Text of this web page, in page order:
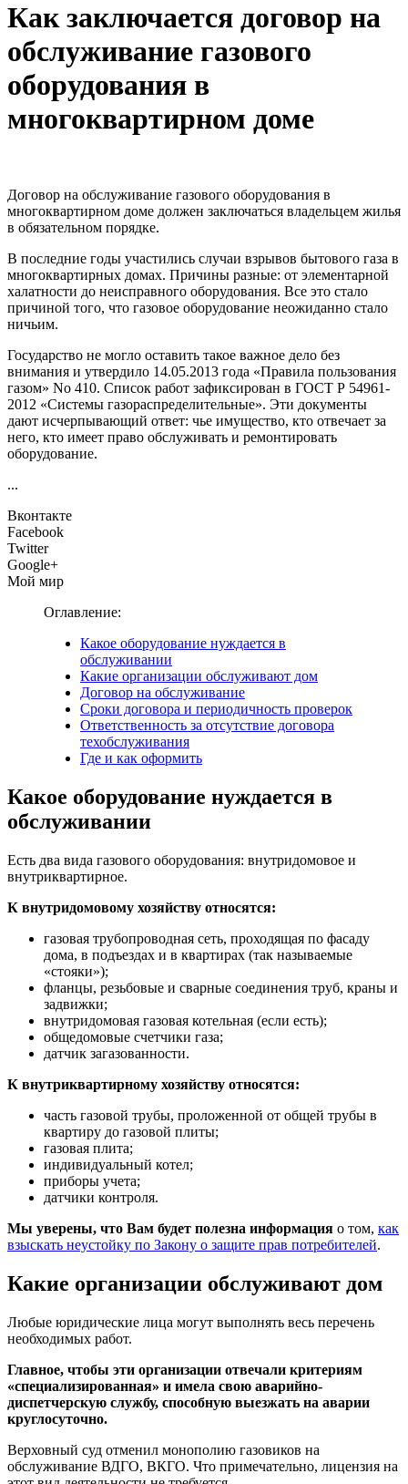
Как заключается договор на
обслуживание газового
оборудования в
многоквартирном доме
Договор на обслуживание газового оборудования в
многоквартирном доме должен заключаться владельцем жилья
в обязательном порядке.
В последние годы участились случаи взрывов бытового газа в
многоквартирных домах. Причины разные: от элементарной
халатности до неисправного оборудования. Все это стало
причиной того, что газовое оборудование неожиданно стало
ничьим.
Государство не могло оставить такое важное дело без
внимания и утвердило 14.05.2013 года «Правила пользования
газом» No 410. Список работ зафиксирован в ГОСТ Р 54961-
2012 «Системы газораспределительные». Эти документы
дают исчерпывающий ответ: чье имущество, кто отвечает за
него, кто имеет право обслуживать и ремонтировать
оборудование.
...
Вконтакте
Facebook
Twitter
Google+
Мой мир
Оглавление:
Какое оборудование нуждается в
обслуживании
Какие организации обслуживают дом
Договор на обслуживание
Сроки договора и периодичность проверок
Ответственность за отсутствие договора
техобслуживания
Где и как оформить
Какое оборудование нуждается в
обслуживании
Есть два вида газового оборудования: внутридомовое и
внутриквартирное.
К внутридомовому хозяйству относятся:
газовая трубопроводная сеть, проходящая по фасаду
дома, в подъездах и в квартирах (так называемые
«стояки»);
фланцы, резьбовые и сварные соединения труб, краны и
задвижки;
внутридомовая газовая котельная (если есть);
общедомовые счетчики газа;
датчик загазованности.
К внутриквартирному хозяйству относятся:
часть газовой трубы, проложенной от общей трубы в
квартиру до газовой плиты;
газовая плита;
индивидуальный котел;
приборы учета;
датчики контроля.
Мы уверены, что Вам будет полезна информация о том, как
взыскать неустойку по Закону о защите прав потребителей.
Какие организации обслуживают дом
Любые юридические лица могут выполнять весь перечень
необходимых работ.
Главное, чтобы эти организации отвечали критериям
«специализированная» и имела свою аварийно-
диспетчерскую службу, способную выезжать на аварии
круглосуточно.
Верховный суд отменил монополию газовиков на
обслуживание ВДГО, ВКГО. Что примечательно, лицензия на